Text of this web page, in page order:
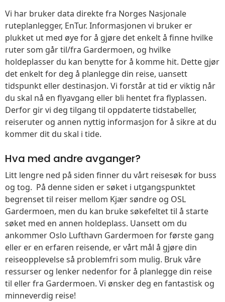
Vi har bruker data direkte fra Norges Nasjonale
ruteplanlegger, EnTur. Informasjonen vi bruker er
plukket ut med øye for å gjøre det enkelt å finne hvilke
ruter som går til/fra Gardermoen, og hvilke
holdeplasser du kan benytte for å komme hit. Dette gjør
det enkelt for deg å planlegge din reise, uansett
tidspunkt eller destinasjon. Vi forstår at tid er viktig når
du skal nå en flyavgang eller bli hentet fra flyplassen.
Derfor gir vi deg tilgang til oppdaterte tidstabeller,
reiseruter og annen nyttig informasjon for å sikre at du
kommer dit du skal i tide.
Hva med andre avganger?
Litt lengre ned på siden finner du vårt reisesøk for buss
og tog. På denne siden er søket i utgangspunktet
begrenset til reiser mellom Kjær søndre og OSL
Gardermoen, men du kan bruke søkefeltet til å starte
søket med en annen holdeplass. Uansett om du
ankommer Oslo Lufthavn Gardermoen for første gang
eller er en erfaren reisende, er vårt mål å gjøre din
reiseopplevelse så problemfri som mulig. Bruk våre
ressurser og lenker nedenfor for å planlegge din reise
til eller fra Gardermoen. Vi ønsker deg en fantastisk og
minneverdig reise!